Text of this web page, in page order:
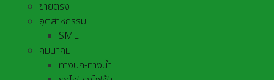
ขายตรง
อุตสาหกรรม
SME
คมนาคม
ทางบก-ทางน้ำ